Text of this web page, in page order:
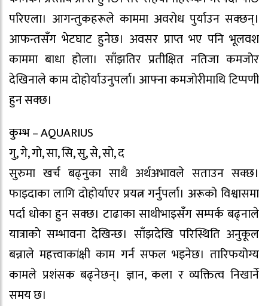
परिएला। आगन्तुकहरूले काममा अवराेध पुर्याउन सक्छन्।
आफन्तसँग भेटघाट हुनेछ। अवसर प्राप्त भए पनि भूलवश
काममा बाधा होला। साँझतिर प्रतीक्षित नतिजा कमजोर
देखिनाले काम दोहोर्याउनुपर्ला। आफ्ना कमजोरीमाथि टिप्पणी
हुन सक्छ।
कुम्भ – AQUARIUS
गु, गे, गो, सा, सि, सु, से, सो, द
सुरुमा खर्च बढ्नुका साथै अर्थअभावले सताउन सक्छ।
फाइदाका लागि दोहोर्याएर प्रयत्न गर्नुपर्ला। अरूको विश्वासमा
पर्दा धोका हुन सक्छ। टाढाका साथीभाइसँग सम्पर्क बढ्नाले
यात्राकाे सम्भावना देखिन्छ। साँझदेखि परिस्थिति अनुकूल
बन्नाले महत्त्वाकांक्षी काम गर्न सफल भइनेछ। तारिफयोग्य
कामले प्रशंसक बढ्नेछन्। ज्ञान, कला र व्यक्तित्व निखार्ने
समय छ।